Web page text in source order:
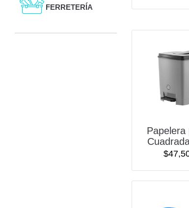
FERRETERÍA
Papelera
$